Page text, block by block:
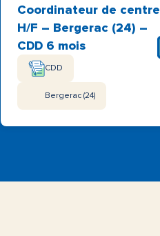
Coordinateur de centre
H/F – Bergerac (24) –
CDD 6 mois
CDD
Bergerac (24)